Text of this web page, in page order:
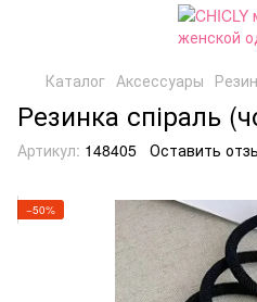
Каталог Аксессуары
Резинка спіраль
Артикул: 148405 Оставить
−50%